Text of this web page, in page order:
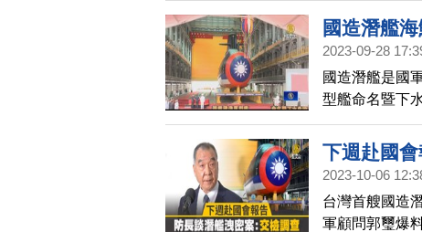
國造潛艦
2023-09-28
國造潛艦是國
型艦命名暨下
型艦「海鯤號
下週赴國
2023-10-06
台灣首艘國造
軍顧問郭璽爆